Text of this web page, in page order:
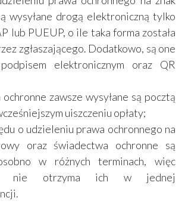
wysyłane drogą elektroniczną tylko
lub PUEUP, o ile taka forma została
zgłaszającego. Dodatkowo, są one
elektronicznym oraz QR
zawsze wysyłane są pocztą
uiszczeniu opłaty;
o udzieleniu prawa ochronnego na
oraz świadectwa ochronne są
w różnych terminach, więc
nie otrzyma ich w jednej